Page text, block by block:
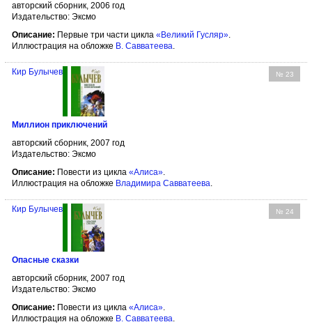
авторский сборник, 2006 год
Издательство: Эксмо
Описание: Первые три части цикла «Великий Гусляр».
Иллюстрация на обложке В. Савватеева.
№ 23
Кир Булычев
Миллион приключений
авторский сборник, 2007 год
Издательство: Эксмо
Описание: Повести из цикла «Алиса».
Иллюстрация на обложке Владимира Савватеева.
№ 24
Кир Булычев
Опасные сказки
авторский сборник, 2007 год
Издательство: Эксмо
Описание: Повести из цикла «Алиса».
Иллюстрация на обложке В. Савватеева.